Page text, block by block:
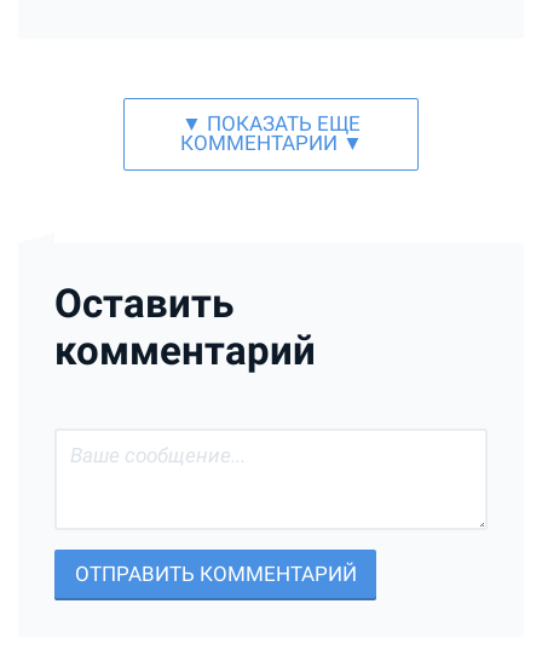
▼ ПОКАЗАТЬ ЕЩЕ
КОММЕНТАРИИ ▼
Оставить
комментарий
ОТПРАВИТЬ КОММЕНТАРИЙ